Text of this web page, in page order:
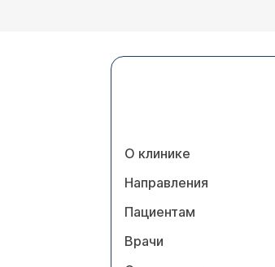
Уважаемая Вера Николаевна! Если с момента
О клинике
Направления
Пациентам
Врачи